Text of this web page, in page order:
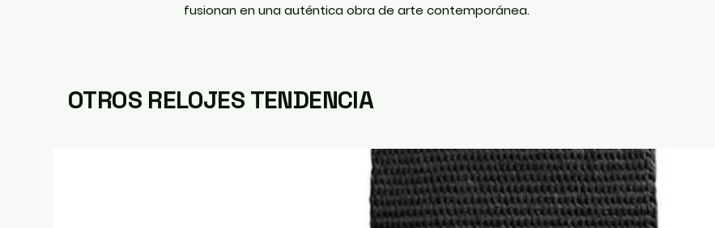
fusionan en una auténtica obra de arte contemporánea.
OTROS RELOJES TENDENCIA